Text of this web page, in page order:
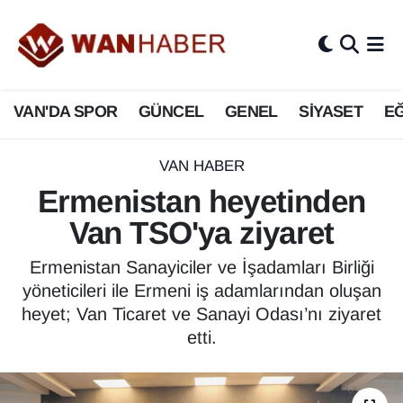
VAN'DA SPOR GÜNCEL GENEL SİYASET
VAN HABER
Ermenistan heyetinden
Van TSO'ya ziyaret
Ermenistan Sanayiciler ve İşadamları Birliği
yöneticileri ile Ermeni iş adamlarından oluşan
heyet; Van Ticaret ve Sanayi Odası’nı ziyaret
etti.
3.SAYFA
ASAYİŞ
BİLİM VE TEKNOLOJİ
Biyografi
ÇEVRE
Dernekler, Odalar
Van Nöbetçi Eczaneler
Van Hava Durumu
Van Namaz Vakitleri
Van Trafik Yoğunluk Haritası
Süper Lig Puan Durumu ve Fikstür
Tüm Manşetler
Son Dakika Haberleri
Haber Arşivi